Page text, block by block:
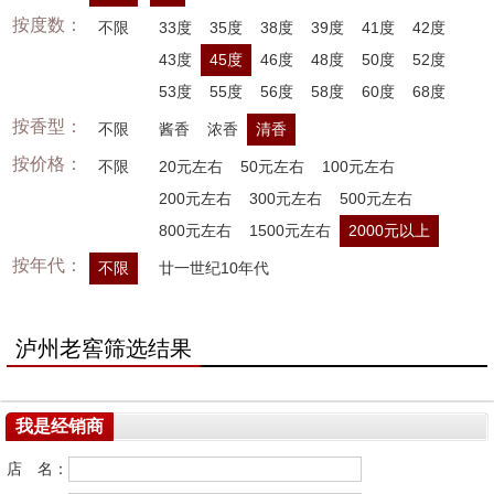
按度数： 不限 33度 35度 38度 39度 41度
42度
43度
45度 46度 48度 50度
52度
53度
55度 56度 58度 60度 68度
按香型： 不限 酱香 浓香 清香
按价格： 不限 20元左右 50元左右
100元左右
200元左右
300元左右
500元左右
800元左右
1500元左右 2000元以上
按年代： 不限 廿一世纪10年代
泸州老窖筛选结果
我是经销商
店 名：